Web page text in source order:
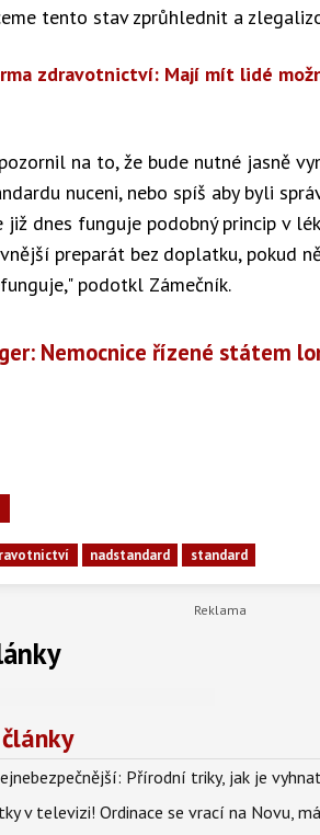
tento stav zprůhlednit a
zdravotnictví: Mají mít lidé
na to, že bude nutné jasně
nuceni, nebo spíš aby byli
již dnes funguje podobný princip v
preparát bez doplatku, pokud
podotkl Zámečník.
Nemocnice řízené státem
nadstandard standard
Přírodní triky, jak je
v televizi! Ordinace se vrací na Novu,